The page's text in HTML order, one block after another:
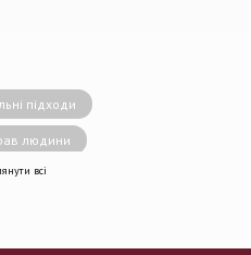
підходи
людини
влади
держава
всі